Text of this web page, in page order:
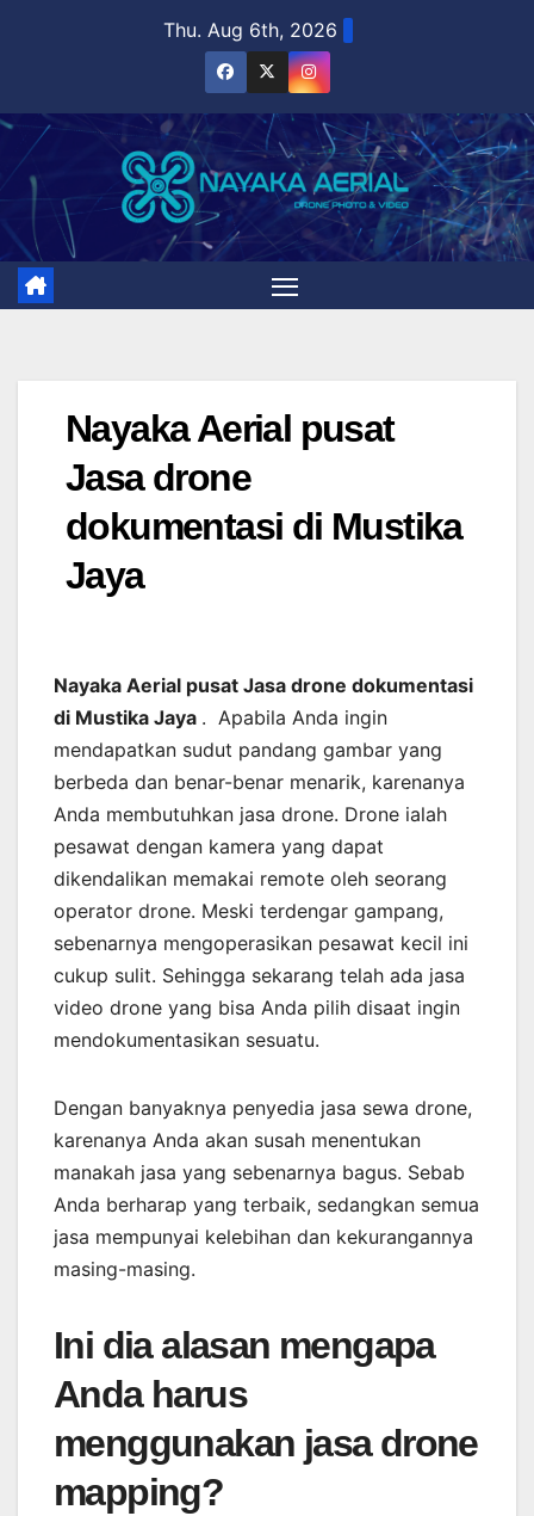
Thu. Aug 6th, 2026
Nayaka Aerial pusat
Jasa drone
dokumentasi di Mustika
Jaya
Nayaka Aerial pusat Jasa drone dokumentasi
di Mustika Jaya . Apabila Anda ingin
mendapatkan sudut pandang gambar yang
berbeda dan benar-benar menarik, karenanya
Anda membutuhkan jasa drone. Drone ialah
pesawat dengan kamera yang dapat
dikendalikan memakai remote oleh seorang
operator drone. Meski terdengar gampang,
sebenarnya mengoperasikan pesawat kecil ini
cukup sulit. Sehingga sekarang telah ada jasa
video drone yang bisa Anda pilih disaat ingin
mendokumentasikan sesuatu.
Dengan banyaknya penyedia jasa sewa drone,
karenanya Anda akan susah menentukan
manakah jasa yang sebenarnya bagus. Sebab
Anda berharap yang terbaik, sedangkan semua
jasa mempunyai kelebihan dan kekurangannya
masing-masing.
Ini dia alasan mengapa
Anda harus
menggunakan jasa drone
mapping?